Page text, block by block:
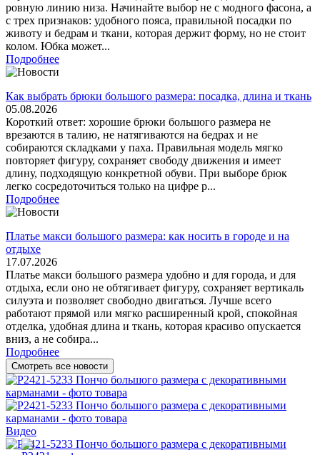
ровную линию низа. Начинайте выбор не с модного фасона, а
с трех признаков: удобного пояса, правильной посадки по
животу и бедрам и ткани, которая держит форму, но не стоит
колом. Юбка может...
Подробнее
Как выбрать брюки большого размера: посадка, длина и ткань
05.08.2026
Короткий ответ: хорошие брюки большого размера не
врезаются в талию, не натягиваются на бедрах и не
собираются складками у паха. Правильная модель мягко
повторяет фигуру, сохраняет свободу движения и имеет
длину, подходящую конкретной обуви. При выборе брюк
легко сосредоточиться только на цифре р...
Подробнее
Платье макси большого размера: как носить в городе и на
отдыхе
17.07.2026
Платье макси большого размера удобно и для города, и для
отдыха, если оно не обтягивает фигуру, сохраняет вертикаль
силуэта и позволяет свободно двигаться. Лучше всего
работают прямой или мягко расширенный крой, спокойная
отделка, удобная длина и ткань, которая красиво опускается
вниз, а не собира...
Подробнее
Смотреть все новости
Видео